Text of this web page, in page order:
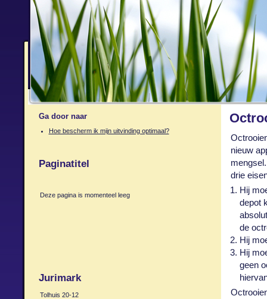
Ga door naar
Hoe bescherm ik mijn uitvinding optimaal?
Paginatitel
Deze pagina is momenteel leeg
Jurimark
Tolhuis 20-12
nieuw
drie
Hij
depot
de
Hij
Hij
geen